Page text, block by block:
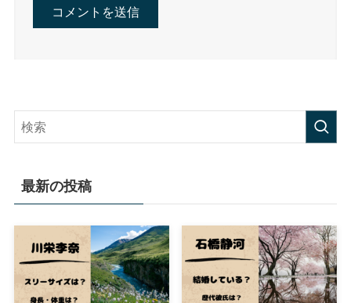
最新の投稿